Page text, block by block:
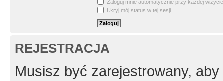
Zaloguj mnie automatycznie przy każdej wizycie
Ukryj mój status w tej sesji
REJESTRACJA
Musisz być zarejestrowany,